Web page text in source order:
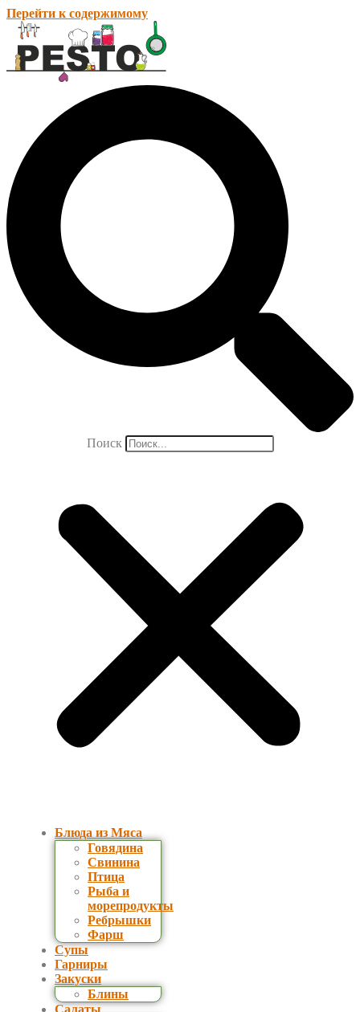
Перейти к содержимому
Поиск
Блюда из Мяса
Говядина
Свинина
Птица
Рыба и
морепродукты
Ребрышки
Фарш
Супы
Гарниры
Закуски
Блины
Салаты